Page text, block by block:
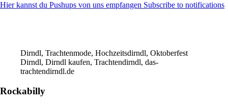
Hier kannst du Pushups von uns empfangen Subscribe to notifications
Dirndl, Trachtenmode, Hochzeitsdirndl, Oktoberfest
Dirndl, Dirndl kaufen, Trachtendirndl, das-
trachtendirndl.de
Rockabilly